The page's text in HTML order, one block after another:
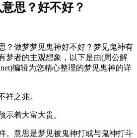
思？好不好？
？做梦梦见鬼神好不好？梦见鬼神有
梦者的主观想象，以下是由(周公解
编辑为您精心整理的梦见鬼神的详
之兆。
着大富大贵。
意思是梦见被鬼神打或与鬼神打斗